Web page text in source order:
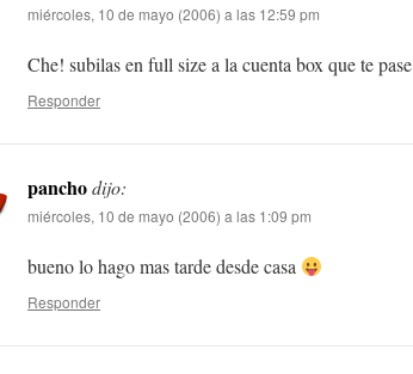
miércoles, 10 de mayo (2006) a las 12:59 pm
Che! subilas en full size a la cuenta box que te pase
Responder
panchodijo:
miércoles, 10 de mayo (2006) a las 1:09 pm
bueno lo hago mas tarde desde casa
Responder